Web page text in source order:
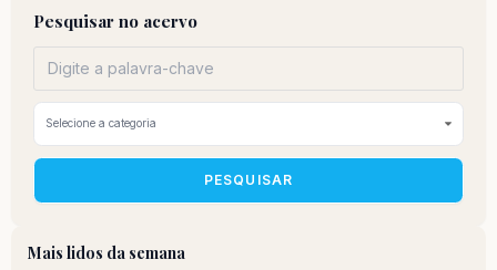
Pesquisar no acervo
PESQUISAR
Mais lidos da semana